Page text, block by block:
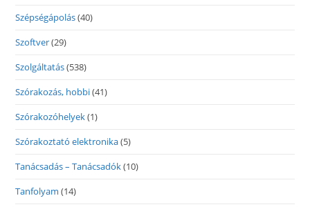
Szépségápolás(40)
Szoftver(29)
Szolgáltatás(538)
Szórakozás, hobbi(41)
Szórakozóhelyek(1)
Szórakoztató elektronika(5)
Tanácsadás – Tanácsadók(10)
Tanfolyam (14)